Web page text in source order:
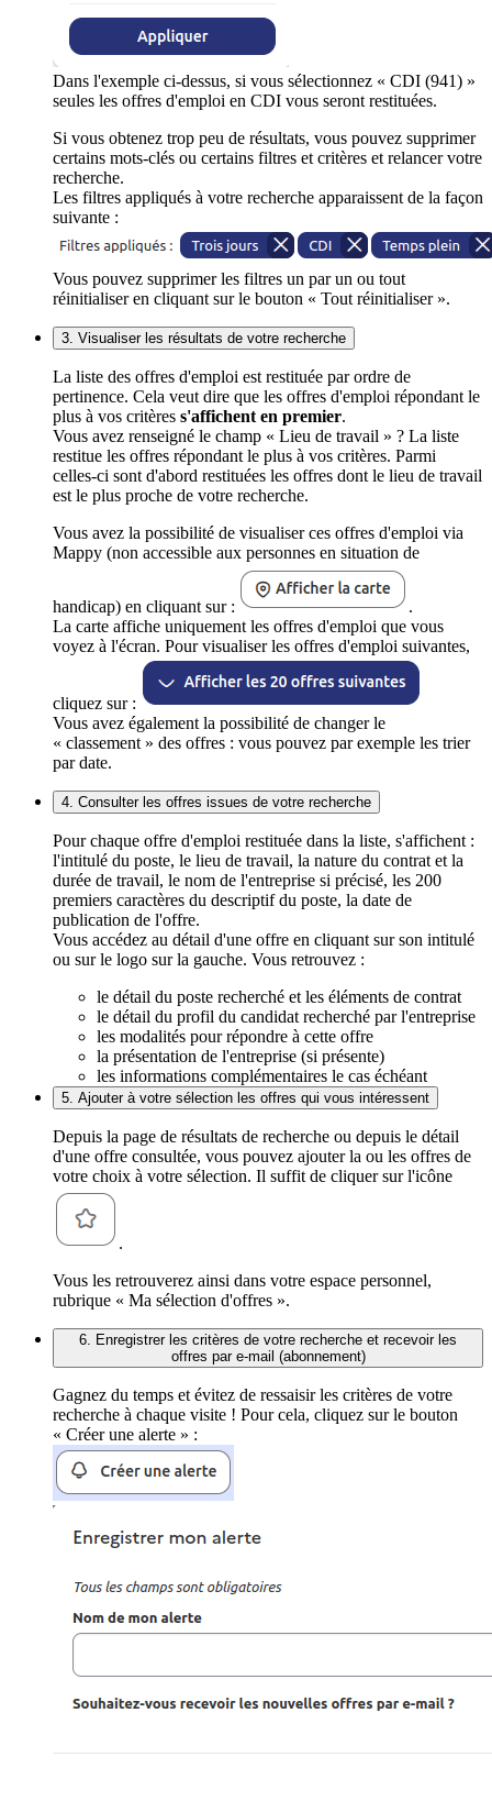
Dans l'exemple ci-dessus, si vous sélectionnez « CDI (941) »
seules les offres d'emploi en CDI vous seront restituées.
Si vous obtenez trop peu de résultats, vous pouvez supprimer
certains mots-clés ou certains filtres et critères et relancer votre
recherche.
Les filtres appliqués à votre recherche apparaissent de la façon
suivante :
Vous pouvez supprimer les filtres un par un ou tout
réinitialiser en cliquant sur le bouton « Tout réinitialiser ».
3. Visualiser les résultats de votre recherche
La liste des offres d'emploi est restituée par ordre de
pertinence. Cela veut dire que les offres d'emploi répondant le
plus à vos critères s'affichent en premier.
Vous avez renseigné le champ « Lieu de travail » ? La liste
restitue les offres répondant le plus à vos critères. Parmi
celles-ci sont d'abord restituées les offres dont le lieu de travail
est le plus proche de votre recherche.
Vous avez la possibilité de visualiser ces offres d'emploi via
Mappy (non accessible aux personnes en situation de
handicap) en cliquant sur :
.
La carte affiche uniquement les offres d'emploi que vous
voyez à l'écran. Pour visualiser les offres d'emploi suivantes,
cliquez sur :
Vous avez également la possibilité de changer le
« classement » des offres : vous pouvez par exemple les trier
par date.
4. Consulter les offres issues de votre recherche
Pour chaque offre d'emploi restituée dans la liste, s'affichent :
l'intitulé du poste, le lieu de travail, la nature du contrat et la
durée de travail, le nom de l'entreprise si précisé, les 200
premiers caractères du descriptif du poste, la date de
publication de l'offre.
Vous accédez au détail d'une offre en cliquant sur son intitulé
ou sur le logo sur la gauche. Vous retrouvez :
le détail du poste recherché et les éléments de contrat
le détail du profil du candidat recherché par l'entreprise
les modalités pour répondre à cette offre
la présentation de l'entreprise (si présente)
les informations complémentaires le cas échéant
5. Ajouter à votre sélection les offres qui vous intéressent
Depuis la page de résultats de recherche ou depuis le détail
d'une offre consultée, vous pouvez ajouter la ou les offres de
votre choix à votre sélection. Il suffit de cliquer sur l'icône
.
Vous les retrouverez ainsi dans votre espace personnel,
rubrique « Ma sélection d'offres ».
6. Enregistrer les critères de votre recherche et recevoir les
offres par e-mail (abonnement)
Gagnez du temps et évitez de ressaisir les critères de votre
recherche à chaque visite ! Pour cela, cliquez sur le bouton
« Créer une alerte » :